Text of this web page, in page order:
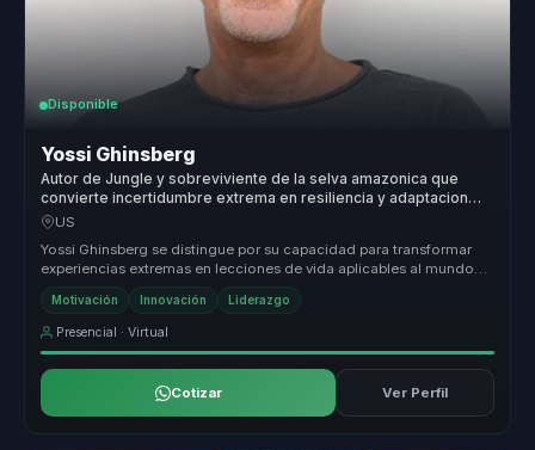
Disponible
Yossi Ghinsberg
Autor de Jungle y sobreviviente de la selva amazonica que
convierte incertidumbre extrema en resiliencia y adaptacion
para equipos.
US
Yossi Ghinsberg se distingue por su capacidad para transformar
experiencias extremas en lecciones de vida aplicables al mundo
corporativo...
Motivación Innovación Liderazgo
Presencial · Virtual
Cotizar Ver Perfil